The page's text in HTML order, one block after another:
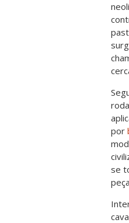
roda
por
se